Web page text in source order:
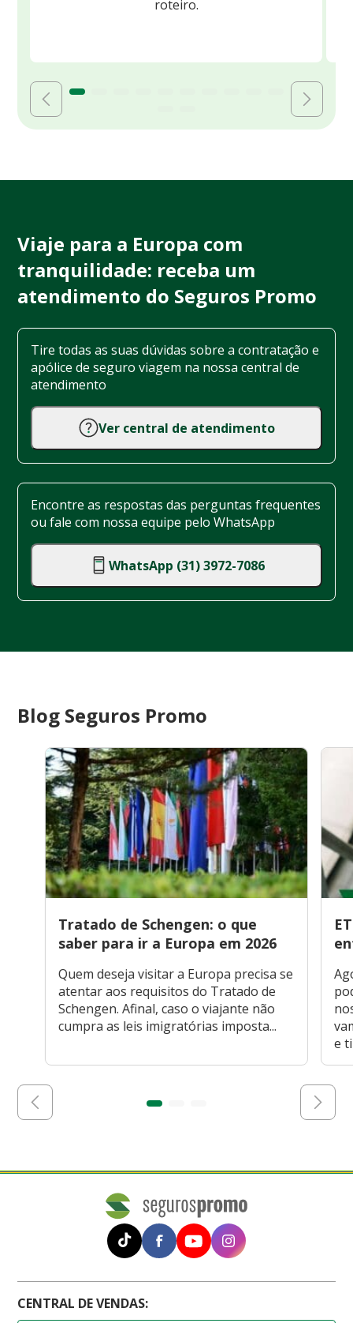
roteiro.
Viaje para a Europa com
tranquilidade: receba um
atendimento do Seguros Promo
Tire todas as suas dúvidas sobre a contratação e
apólice de seguro viagem na nossa central de
atendimento
Ver central de atendimento
Encontre as respostas das perguntas frequentes
ou fale com nossa equipe pelo WhatsApp
WhatsApp (31) 3972-7086
Blog Seguros Promo
Tratado de Schengen: o que
saber para ir a Europa em 2026
Quem deseja visitar a Europa precisa se
atentar aos requisitos do Tratado de
Schengen. Afinal, caso o viajante não
cumpra as leis imigratórias imposta...
e
CENTRAL DE VENDAS: